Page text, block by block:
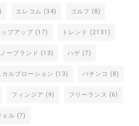
エレコム (34) ゴルフ (8)
プアップ (17) トレンド (2131)
ノーブランド (13) ハゲ (7)
ルプローション (13) パチンコ (8)
フィンジア (9) フリーランス (6)
ェル (7)